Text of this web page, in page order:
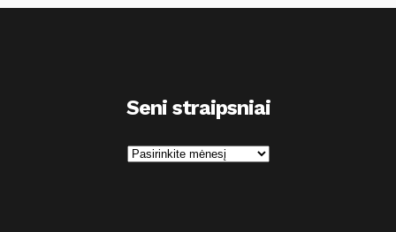
Seni straipsniai